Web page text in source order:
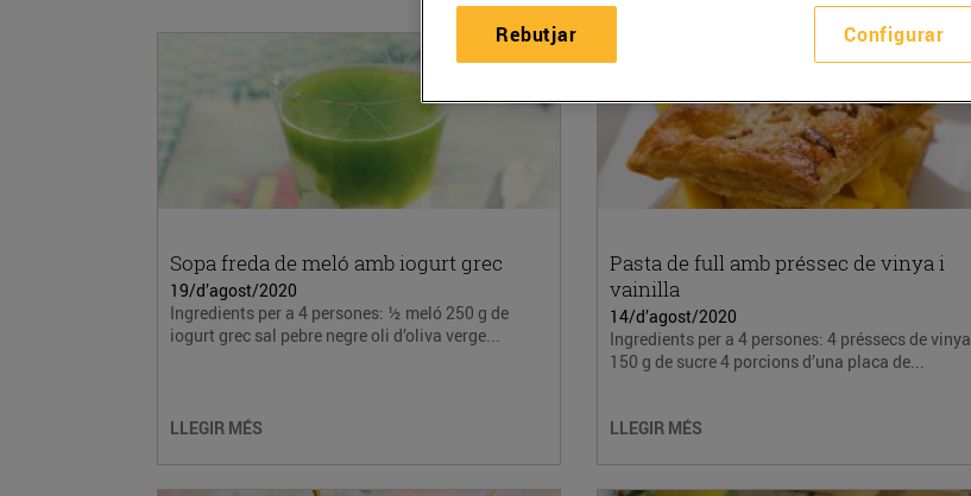
Sopa freda de meló amb iogurt grec
19/d’agost/2020
Ingredients per a 4 persones: ½ meló 250 g de
iogurt grec sal pebre negre oli d’oliva verge...
LLEGIR MÉS
Pasta de full amb préssec de vinya i
vainilla
14/d’agost/2020
Ingredients per a 4 persones: 4 préssecs de vinya
150 g de sucre 4 porcions d’una placa de...
LLEGIR MÉS
Configurar
Rebutjar